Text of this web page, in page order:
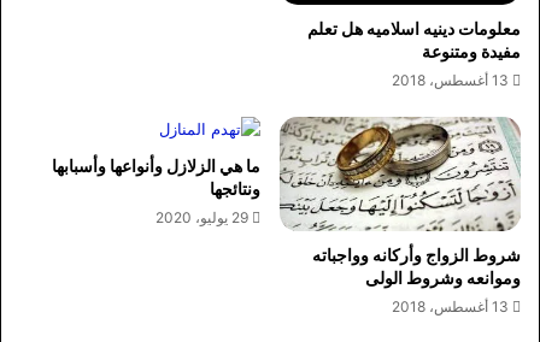
معلومات دينيه اسلاميه هل تعلم
مفيدة ومتنوعة
13 أغسطس، 2018
شروط الزواج وأركانه وواجباته
وموانعه وشروط الولى
13 أغسطس، 2018
ما هي الزلازل وأنواعها وأسبابها
ونتائجها
29 يوليو، 2020